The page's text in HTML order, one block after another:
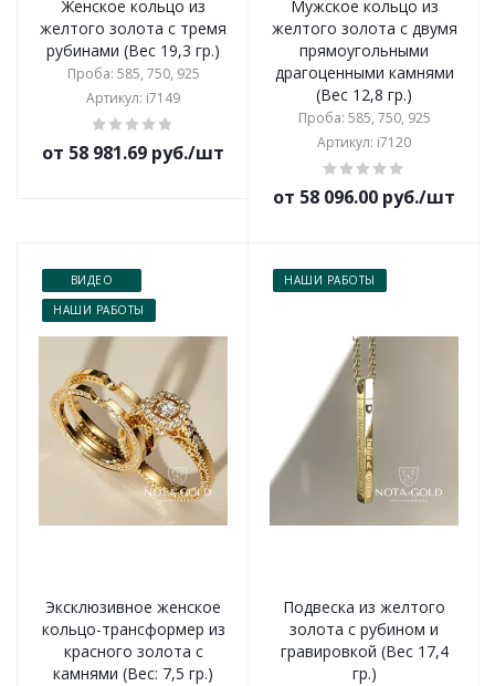
Женское кольцо из
желтого золота с тремя
рубинами (Вес 19,3 гр.)
Проба: 585, 750, 925
Артикул: i7149
от 58 981.69 руб./шт
Мужское кольцо из
желтого золота с двумя
прямоугольными
драгоценными камнями
(Вес 12,8 гр.)
Проба: 585, 750, 925
Артикул: i7120
от 58 096.00 руб./шт
ВИДЕО
НАШИ РАБОТЫ
Эксклюзивное женское
кольцо-трансформер из
красного золота с
камнями (Вес: 7,5 гр.)
НАШИ РАБОТЫ
Подвеска из желтого
золота с рубином и
гравировкой (Вес 17,4
гр.)